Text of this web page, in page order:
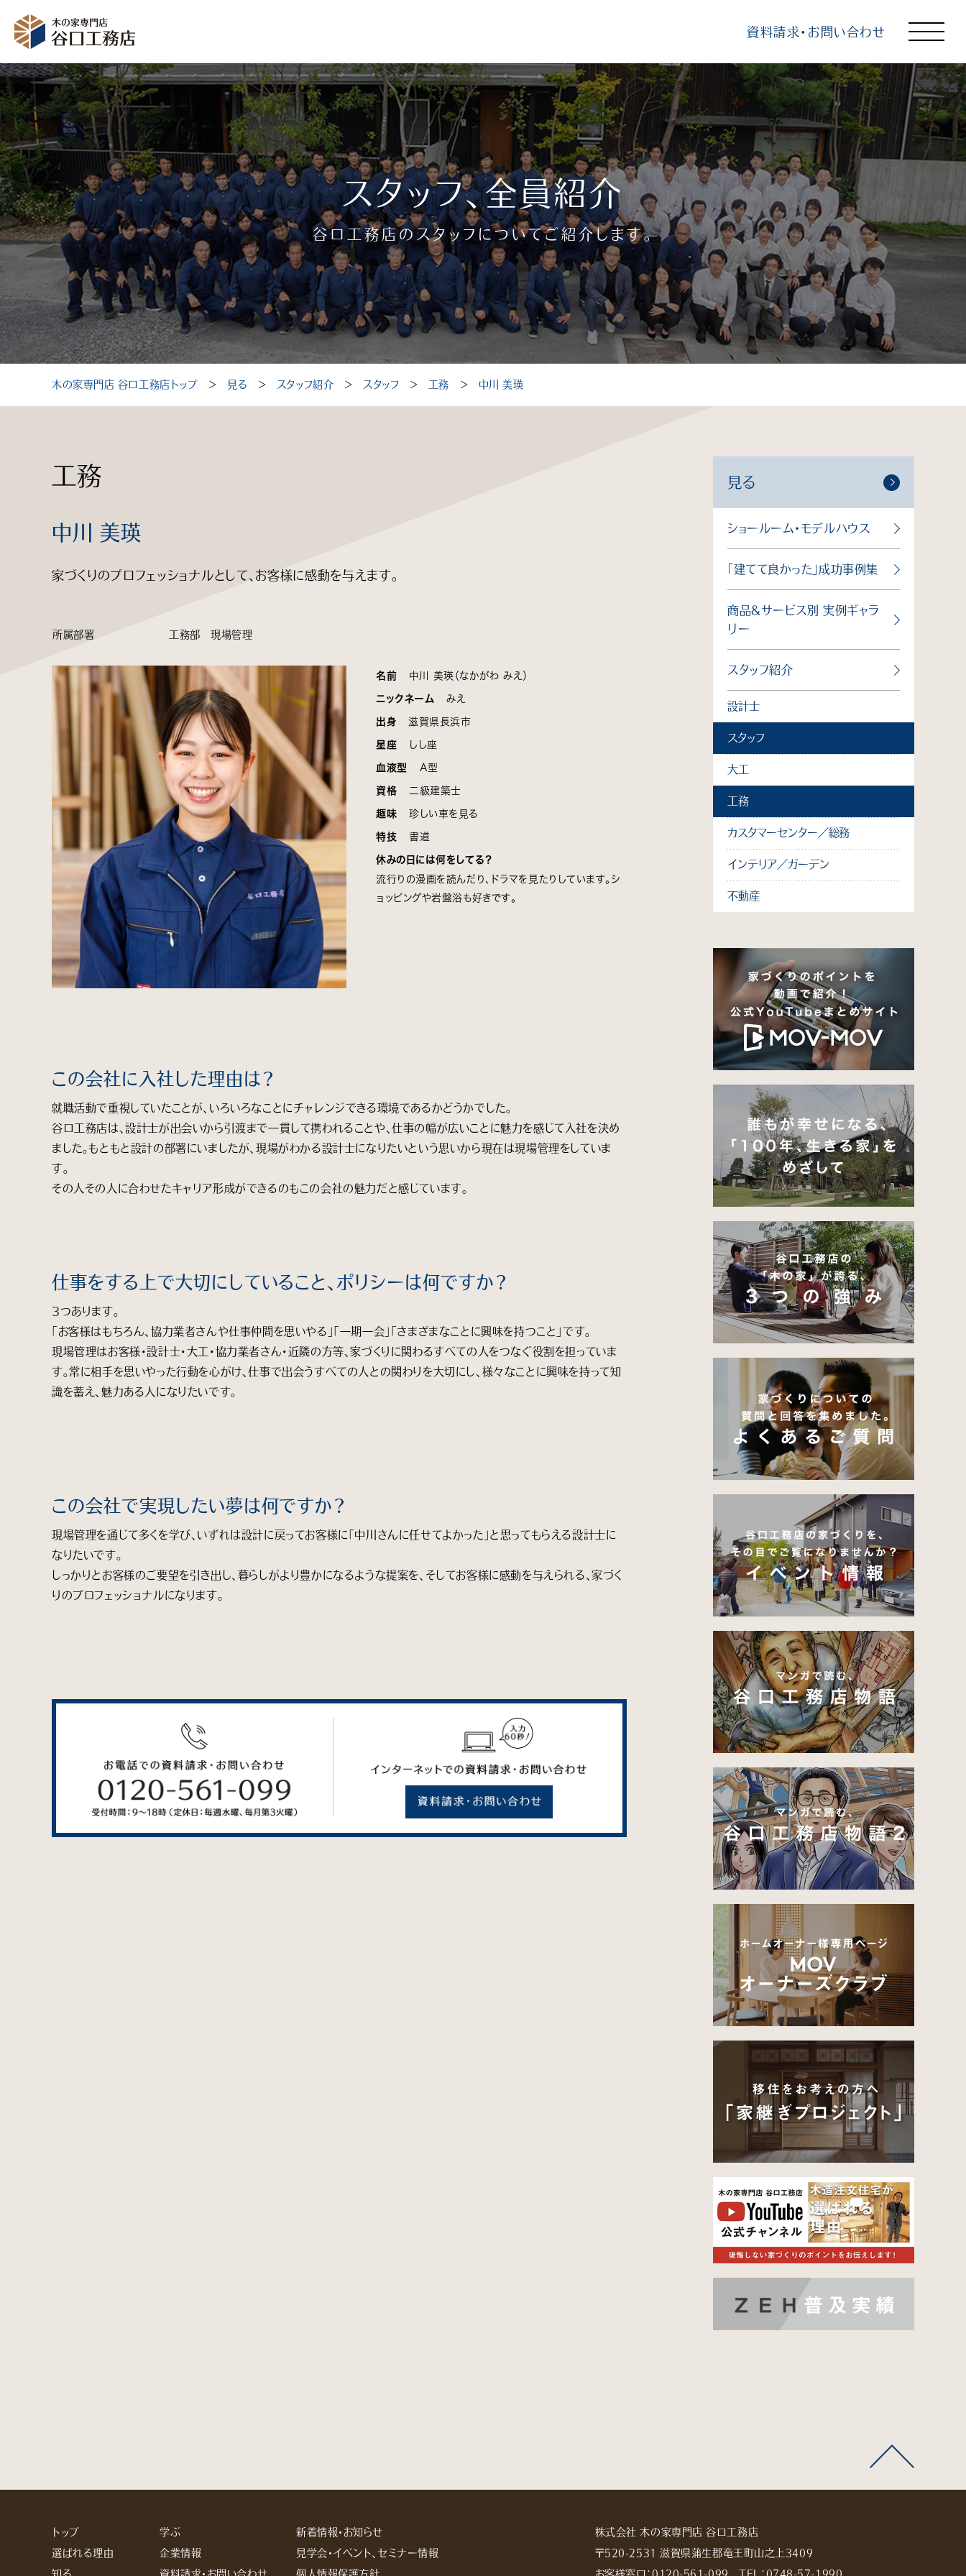
資料請求・お問い合わせ
イベント情報 資料請求・お問い合わせ
モデルハウス 無料相談会
受付時間：10～18時（定休日：毎週水曜、毎月第3火曜）
トップ
選ばれる理由
知る
学ぶ
企業情報
よくあるご質問
個人情報保護方針サイトマップ
スタッフ、全員紹介
谷口工務店のスタッフについてご紹介します。
木の家専門店 谷口工務店トップ ＞ 見る ＞ スタッフ紹介 ＞ スタッフ ＞ 工務 ＞ 中川 美瑛
工務
中川 美瑛
家づくりのプロフェッショナルとして、お客様に感動を与えます。
所属部署 工務部 現場管理
名前 中川 美瑛（なかがわ みえ）
ニックネーム みえ
出身 滋賀県長浜市
星座 しし座
血液型 A型
資格 二級建築士
趣味 珍しい車を見る
特技 書道
休みの日には何をしてる？
流行りの漫画を読んだり、ドラマを見たりしています。シ
ョッピングや岩盤浴も好きです。
この会社に入社した理由は？
就職活動で重視していたことが、いろいろなことにチャレンジできる環境であるかどうかでした。
谷口工務店は、設計士が出会いから引渡まで一貫して携われることや、仕事の幅が広いことに魅力を感じて入社を決め
ました。もともと設計の部署にいましたが、現場がわかる設計士になりたいという思いから現在は現場管理をしていま
す。
その人その人に合わせたキャリア形成ができるのもこの会社の魅力だと感じています。
仕事をする上で大切にしていること、ポリシーは何ですか？
３つあります。
「お客様はもちろん、協力業者さんや仕事仲間を思いやる」「一期一会」「さまざまなことに興味を持つこと」です。
現場管理はお客様・設計士・大工・協力業者さん・近隣の方等、家づくりに関わるすべての人をつなぐ役割を担っていま
す。常に相手を思いやった行動を心がけ、仕事で出会うすべての人との関わりを大切にし、様々なことに興味を持って知
識を蓄え、魅力ある人になりたいです。
この会社で実現したい夢は何ですか？
現場管理を通じて多くを学び、いずれは設計に戻ってお客様に「中川さんに任せてよかった」と思ってもらえる設計士に
なりたいです。
しっかりとお客様のご要望を引き出し、暮らしがより豊かになるような提案を、そしてお客様に感動を与えられる、家づく
りのプロフェッショナルになります。
見る
ショールーム・モデルハウス
「建てて良かった」成功事例集
商品＆サービス別 実例ギャラ
リー
スタッフ紹介
設計士
スタッフ
大工
工務
カスタマーセンター／総務
インテリア／ガーデン
不動産
トップ
選ばれる理由
知る
学ぶ
企業情報
資料請求・お問い合わせ
新着情報・お知らせ
見学会・イベント、セミナー情報
個人情報保護方針
株式会社 木の家専門店 谷口工務店
〒520-2531 滋賀県蒲生郡竜王町山之上3409
お客様窓口： 0120-561-099 TEL： 0748-57-1990